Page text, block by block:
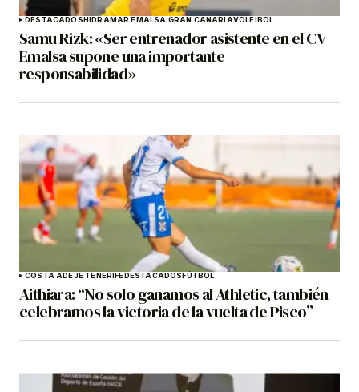
DESTACADOS HIDRAMAR EMALSA GRAN CANARIAVOLEIBOL
Samu Rizk: «Ser entrenador asistente en el CV
Emalsa supone una importante
responsabilidad»
COSTA ADEJE TENERIFE DESTACADOS FÚTBOL
Aithiara: “No solo ganamos al Athletic, también
celebramos la victoria de la vuelta de Pisco”